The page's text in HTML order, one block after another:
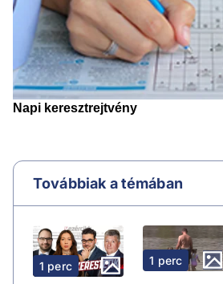
Továbbiak a témában
1 perc 1 perc